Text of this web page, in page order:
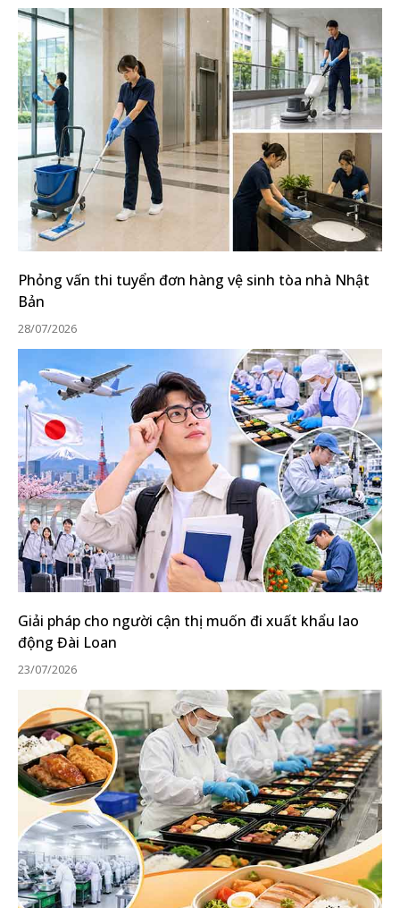
Phỏng vấn thi tuyển đơn hàng vệ sinh tòa nhà Nhật
Bản
28/07/2026
Giải pháp cho người cận thị muốn đi xuất khẩu lao
động Đài Loan
23/07/2026